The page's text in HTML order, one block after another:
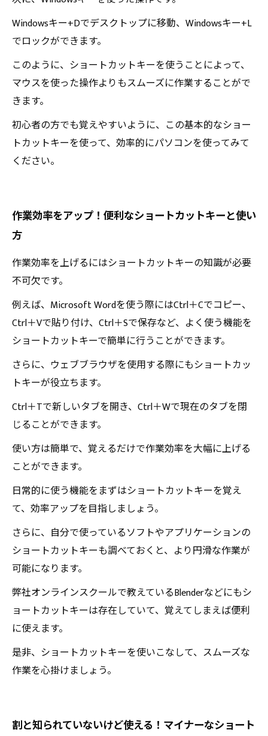
Windowsキー+Dでデスクトップに移動、Windowsキー+L
でロックができます。
このように、ショートカットキーを使うことによって、
マウスを使った操作よりもスムーズに作業することがで
きます。
初心者の方でも覚えやすいように、この基本的なショー
トカットキーを使って、効率的にパソコンを使ってみて
ください。
作業効率をアップ！便利なショートカットキーと使い
方
作業効率を上げるにはショートカットキーの知識が必要
不可欠です。
例えば、Microsoft Wordを使う際にはCtrl＋Cでコピー、
Ctrl＋Vで貼り付け、Ctrl＋Sで保存など、よく使う機能を
ショートカットキーで簡単に行うことができます。
さらに、ウェブブラウザを使用する際にもショートカッ
トキーが役立ちます。
Ctrl＋Tで新しいタブを開き、Ctrl＋Wで現在のタブを閉
じることができます。
使い方は簡単で、覚えるだけで作業効率を大幅に上げる
ことができます。
日常的に使う機能をまずはショートカットキーを覚え
て、効率アップを目指しましょう。
さらに、自分で使っているソフトやアプリケーションの
ショートカットキーも調べておくと、より円滑な作業が
可能になります。
弊社オンラインスクールで教えているBlenderなどにもシ
ョートカットキーは存在していて、覚えてしまえば便利
に使えます。
是非、ショートカットキーを使いこなして、スムーズな
作業を心掛けましょう。
割と知られていないけど使える！マイナーなショート